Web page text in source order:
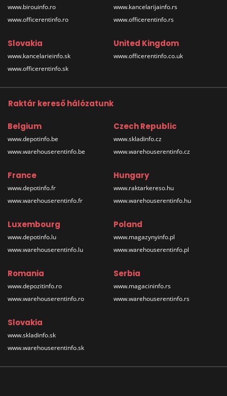
www.birouinfo.ro
www.officerentinfo.ro
www.kancelarijainfo.rs
www.officerentinfo.rs
Slovakia
www.kancelarieinfo.sk
www.officerentinfo.sk
United Kingdom
www.officerentinfo.co.uk
Raktár kereső hálózatunk
Belgium
www.depotinfo.be
www.warehouserentinfo.be
Czech Republic
www.skladinfo.cz
www.warehouserentinfo.cz
France
www.depotinfo.fr
www.warehouserentinfo.fr
Hungary
www.raktarkereso.hu
www.warehouserentinfo.hu
Luxembourg
www.depotinfo.lu
www.warehouserentinfo.lu
Poland
www.magazynyinfo.pl
www.warehouserentinfo.pl
Romania
www.depozitinfo.ro
www.warehouserentinfo.ro
Serbia
www.magacininfo.rs
www.warehouserentinfo.rs
Slovakia
www.skladinfo.sk
www.warehouserentinfo.sk